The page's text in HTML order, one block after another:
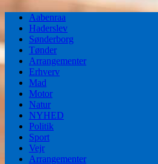
Aabenraa
Haderslev
Sønderborg
Tønder
Arrangementer
Erhverv
Mad
Motor
Natur
NYHED
Politik
Sport
Vejr
Arrangementer